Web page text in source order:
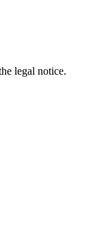
legal notice.